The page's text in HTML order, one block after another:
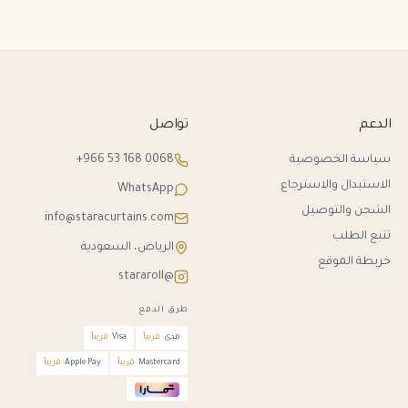
الدعم
سياسة الخصوصية
الاستبدال والاسترجاع
الشحن والتوصيل
تتبع الطلب
خريطة الموقع
تواصل
+966 53 168 0068
WhatsApp
info@staracurtains.com
الرياض، السعودية
@stararoll
طرق الدفع
مدى قريباً Visa قريباً
Mastercard قريباً Apple Pay قريباً